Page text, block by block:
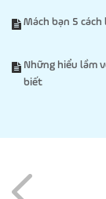
Mách bạn 5
Những hiểu lầm
biết